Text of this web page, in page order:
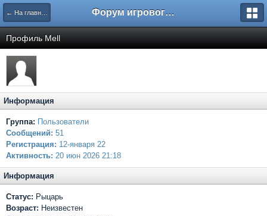
← На главную Форум игрового проекта Riverrise
Профиль Mell
Информация
Группа: Пользователи
Сообщений: 51
Регистрация: 12-января 22
Активность: 20 июн 2026 21:18
Информация
Статус: Рыцарь
Возраст: Неизвестен